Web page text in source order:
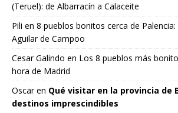
(Teruel): de Albarracín a Calaceite
Pili en 8 pueblos bonitos cerca de
Aguilar de Campoo
Cesar Galindo en Los 8 pueblos más
hora de Madrid
Oscaren Qué visitar en la provincia de
destinos imprescindibles